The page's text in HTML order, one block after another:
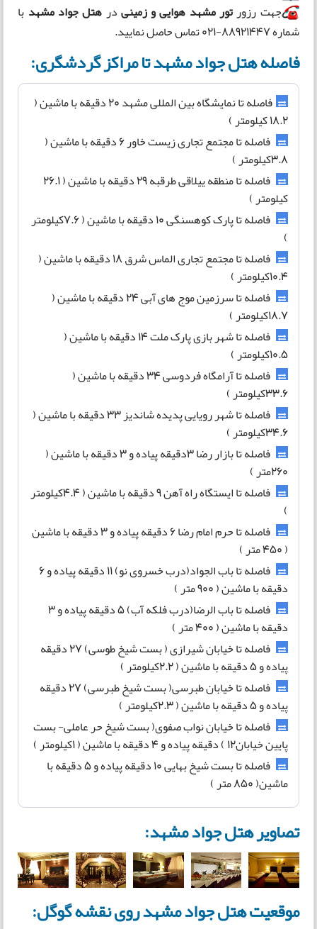
جهت رزورتور مشهد هوایی و زمینیدرهتل جواد مشهد با
شماره 88921447-021 تماس حاصل نمایید.
فاصله هتل جواد مشهد تا مراکز گردشگری:
فاصله تا نمایشگاه بین المللی مشهد 20 دقیقه با ماشین (
18.2 کیلومتر )
فاصله تا مجتمع تجاری زیست خاور 6 دقیقه با ماشین (
3.8کیلومتر )
فاصله تا منطقه ییلاقی طرقبه 29 دقیقه با ماشین ( 26.1
کیلومتر )
فاصله تا پارک کوهسنگی 10 دقیقه با ماشین ( 7.6کیلومتر
)
فاصله تا مجتمع تجاری الماس شرق 18 دقیقه با ماشین (
10.4کیلومتر )
فاصله تا سرزمین موج های آبی 24 دقیقه با ماشین (
18.7کیلومتر )
فاصله تا شهر بازی پارک ملت 14 دقیقه با ماشین (
10.5کیلومتر )
فاصله تا آرامگاه فردوسی 34 دقیقه با ماشین (
33.6کیلومتر )
فاصله تا شهر رویایی پدیده شاندیز 33 دقیقه با ماشین (
34.6کیلومتر )
فاصله تا بازار رضا 3دقیقه پیاده و 3 دقیقه با ماشین (
260متر )
فاصله تا ایستگاه راه آهن 9 دقیقه با ماشین ( 4.4کیلومتر
)
فاصله تا حرم امام رضا 6 دقیقه پیاده و 3 دقیقه با ماشین
( 450 متر )
فاصله تا باب الجواد(درب خسروی نو) 11 دقیقه پیاده و 6
دقیقه با ماشین ( 900 متر )
فاصله تا باب الرضا(درب فلکه آب) 5 دقیقه پیاده و 3
دقیقه با ماشین ( 400 متر )
فاصله تا خیابان شیرازی ( بست شیخ طوسی) 27 دقیقه
پیاده و 5 دقیقه با ماشین ( 2.2کیلومتر )
فاصله تا خیابان طبرسی( بست شیخ طبرسی) 27 دقیقه
پیاده و 5 دقیقه با ماشین ( 2.3کیلومتر )
فاصله تا خیابان نواب صفوی( بست شیخ حر عاملی- بست
پایین خیابان‭(‬ 12 دقیقه پیاده و 4 دقیقه با ماشین ( 1کیلومتر )‬‬‬‬
فاصله تا بست شیخ بهایی 10 دقیقه پیاده و 5 دقیقه با
ماشین( 850 متر )
تصاویر هتل جواد مشهد:
موقعیت هتل جواد مشهد روی نقشه گوگل: